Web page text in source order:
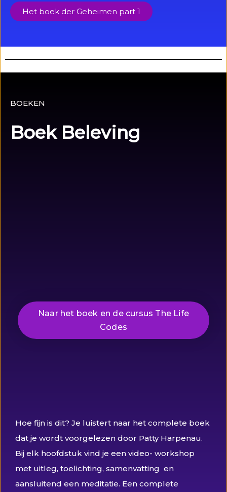
Het boek der Geheimen part 1
BOEKEN
Boek Beleving
Naar het boek en de cursus The Life
Codes
Hoe fijn is dit? Je luistert naar het complete boek
dat je wordt voorgelezen door Patty Harpenau.
Bij elk hoofdstuk vind je een video- workshop
met uitleg, toelichting, samenvatting en
aansluitend een meditatie. Een complete